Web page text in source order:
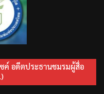
ซค์ อดีตประธานชมรมผู้สื่อ